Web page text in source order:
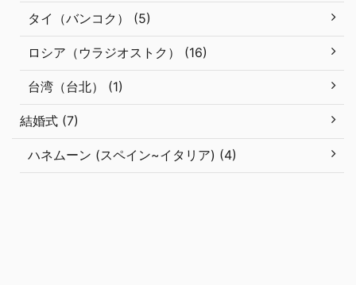
タイ（バンコク） (5)
ロシア（ウラジオストク） (16)
台湾（台北） (1)
結婚式 (7)
ハネムーン (スペイン~イタリア) (4)